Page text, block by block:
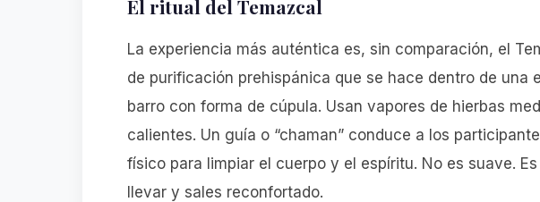
El ritual del Temazcal
La experiencia más auténtica es, sin comparación, el
de purificación prehispánica que se hace dentro de una
barro con forma de cúpula. Usan vapores de hierbas
calientes. Un guía o “chaman” conduce a los
físico para limpiar el cuerpo y el espíritu. No es suave.
llevar y sales reconfortado.